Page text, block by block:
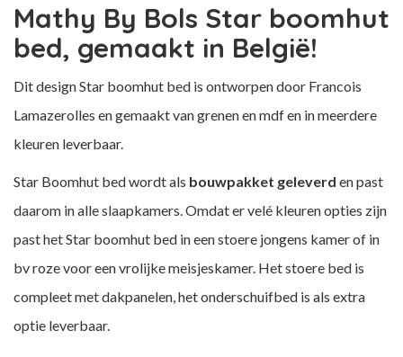
Mathy By Bols Star boomhut
bed, gemaakt in België!
Dit design Star boomhut bed is ontworpen door Francois
Lamazerolles en gemaakt van grenen en mdf en in meerdere
kleuren leverbaar.
Star Boomhut bed wordt als bouwpakket geleverd en past
daarom in alle slaapkamers. Omdat er velé kleuren opties zijn
past het Star boomhut bed in een stoere jongens kamer of in
bv roze voor een vrolijke meisjeskamer. Het stoere bed is
compleet met dakpanelen, het onderschuifbed is als extra
optie leverbaar.